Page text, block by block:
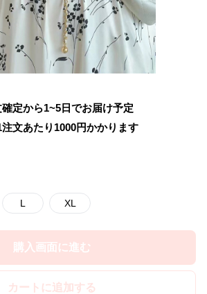
確定から1~5日でお届け予定
文あたり 1000円かかります
L XL
購入画面に進む
カートに追加する